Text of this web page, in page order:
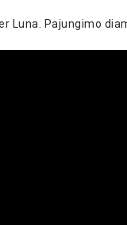
Luna. Pajungimo